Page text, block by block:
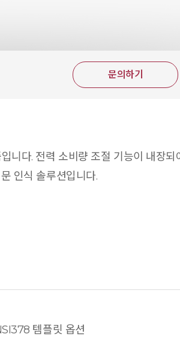
문의하기
니다. 전력 소비량 조절 기능이 내장되
인식 솔루션입니다.
템플릿 옵션